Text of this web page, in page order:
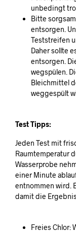
unbedingt
Bitte
entsorgen.
Teststreifen
Daher sollte
entsorgen.
wegspülen.
Bleichmittel
weggespült
Test Tipps:
Jeden Test mit
Raumtemperatur
Wasserprobe
einer Minute
entnommen wird.
damit die
Freies Chlor: